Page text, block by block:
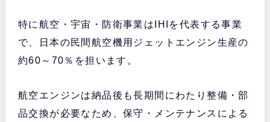
特に航空・宇宙・防衛事業はIHIを代表する事業
で、日本の民間航空機用ジェットエンジン生産の
約60～70％を担います。
航空エンジンは納品後も長期間にわたり整備・部
品交換が必要なため、保守・メンテナンスによる